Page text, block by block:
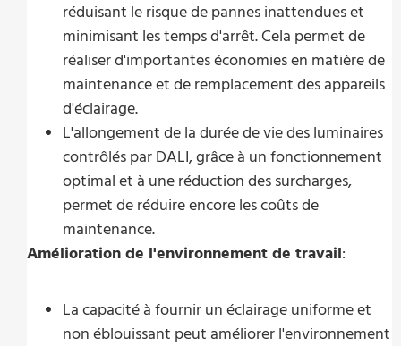
réduisant le risque de pannes inattendues et
minimisant les temps d'arrêt. Cela permet de
réaliser d'importantes économies en matière de
maintenance et de remplacement des appareils
d'éclairage.
L'allongement de la durée de vie des luminaires
contrôlés par DALI, grâce à un fonctionnement
optimal et à une réduction des surcharges,
permet de réduire encore les coûts de
maintenance.
Amélioration de l'environnement de travail:
La capacité à fournir un éclairage uniforme et
non éblouissant peut améliorer l'environnement